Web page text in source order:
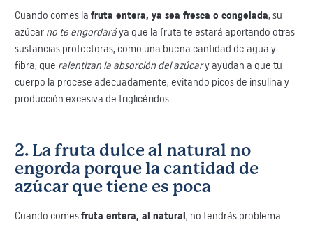
​Cuando comes la fruta entera, ya sea fresca o congelada, su
azúcar no te engordará ya que la fruta te estará aportando otras
sustancias protectoras, como una buena cantidad de agua y
fibra, que ralentizan la absorción del azúcary ayudan a que tu
cuerpo la procese adecuadamente, evitando picos de insulina y
producción excesiva de triglicéridos.
​2. La fruta dulce al natural no
engorda porque la cantidad de
azúcar que tiene es poca
​Cuando comes fruta entera, al natural, no tendrás problema